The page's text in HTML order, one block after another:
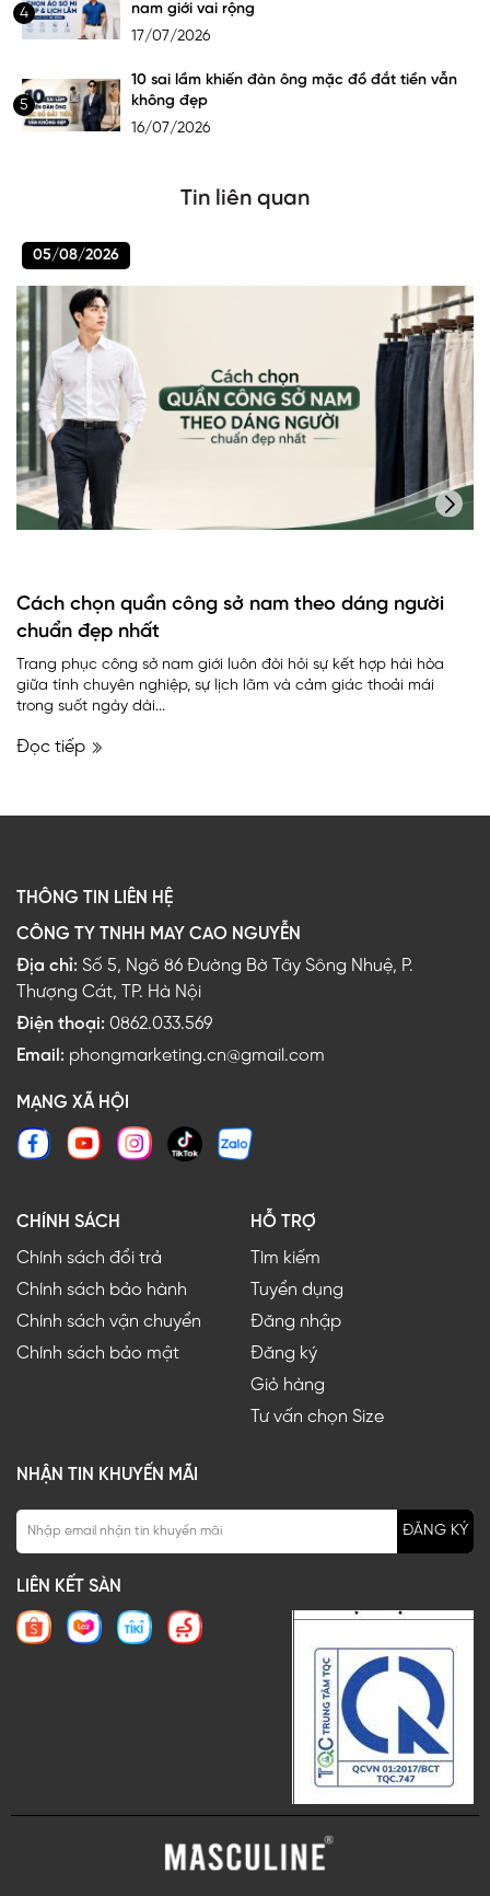
4
nam giới vai rộng
17/07/2026
5
10 sai lầm khiến đàn ông mặc đồ đắt tiền vẫn
không đẹp
16/07/2026
Tin liên quan
05/08/2026
Cách chọn quần công sở nam theo dáng người
chuẩn đẹp nhất
Trang phục công sở nam giới luôn đòi hỏi sự kết hợp hài hòa
giữa tính chuyên nghiệp, sự lịch lãm và cảm giác thoải mái
trong suốt ngày dài...
Đọc tiếp
THÔNG TIN LIÊN HỆ
CÔNG TY TNHH MAY CAO NGUYỄN
Địa chỉ: Số 5, Ngõ 86 Đường Bờ Tây Sông Nhuệ, P.
Thượng Cát, TP. Hà Nội
Điện thoại: 0862.033.569
Email: phongmarketing.cn@gmail.com
MẠNG XÃ HỘI
CHÍNH SÁCH
Chính sách đổi trả
Chính sách bảo hành
Chính sách vận chuyển
Chính sách bảo mật
HỖ TRỢ
Tìm kiếm
Tuyển dụng
Đăng nhập
Đăng ký
Giỏ hàng
Tư vấn chọn Size
NHẬN TIN KHUYẾN MÃI
ĐĂNG KÝ
LIÊN KẾT SÀN